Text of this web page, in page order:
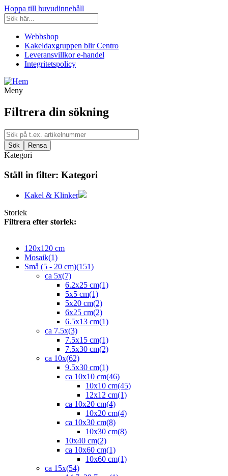
Hoppa till huvudinnehåll
Webbshop
Kakeldaxgruppen blir Centro
Leveransvillkor e-handel
Integritetspolicy
Meny
Filtrera din sökning
Kategori
Ställ in filter: Kategori
Kakel & Klinker
Storlek
Filtrera efter storlek:
120x120 cm
Mosaik(1)
Små (5 - 20 cm)(151)
ca 5x(7)
6.2x25 cm(1)
5x5 cm(1)
5x20 cm(2)
6x25 cm(2)
6.5x13 cm(1)
ca 7.5x(3)
7.5x15 cm(1)
7.5x30 cm(2)
ca 10x(62)
9.5x30 cm(1)
ca 10x10 cm(46)
10x10 cm(45)
12x12 cm(1)
ca 10x20 cm(4)
10x20 cm(4)
ca 10x30 cm(8)
10x30 cm(8)
10x40 cm(2)
ca 10x60 cm(1)
10x60 cm(1)
ca 15x(54)